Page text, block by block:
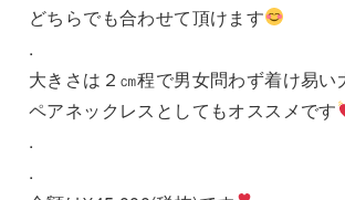
どちらでも合わせて頂けます
.
大きさは２㎝程で男女問わず着け易い
ペアネックレスとしてもオススメです
.
.